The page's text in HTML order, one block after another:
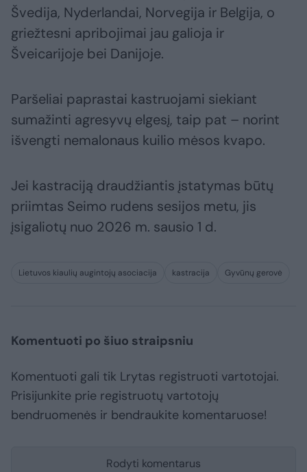
Švedija, Nyderlandai, Norvegija ir Belgija, o
griežtesni apribojimai jau galioja ir
Šveicarijoje bei Danijoje.
Paršeliai paprastai kastruojami siekiant
sumažinti agresyvų elgesį, taip pat – norint
išvengti nemalonaus kuilio mėsos kvapo.
Jei kastraciją draudžiantis įstatymas būtų
priimtas Seimo rudens sesijos metu, jis
įsigaliotų nuo 2026 m. sausio 1 d.
Lietuvos kiaulių augintojų asociacija kastracija Gyvūnų gerovė
Komentuoti po šiuo straipsniu
Komentuoti gali tik Lrytas registruoti vartotojai.
Prisijunkite prie registruotų vartotojų
bendruomenės ir bendraukite komentaruose!
Rodyti komentarus